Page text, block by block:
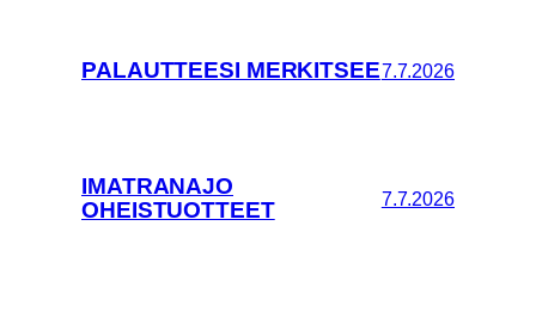
PALAUTTEESI MERKITSEE7.7.2026
IMATRANAJO
OHEISTUOTTEET
7.7.2026